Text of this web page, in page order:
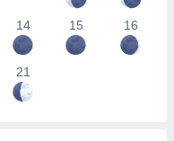
14 15 16
21